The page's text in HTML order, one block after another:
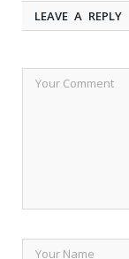
LEAVE A REPLY